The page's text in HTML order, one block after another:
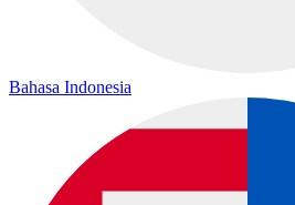
Bahasa Indonesia